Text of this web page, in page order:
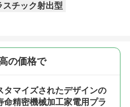
スチック射出型
の価格で
タマイズされたデザインの
命精密機械加工家電用プラ